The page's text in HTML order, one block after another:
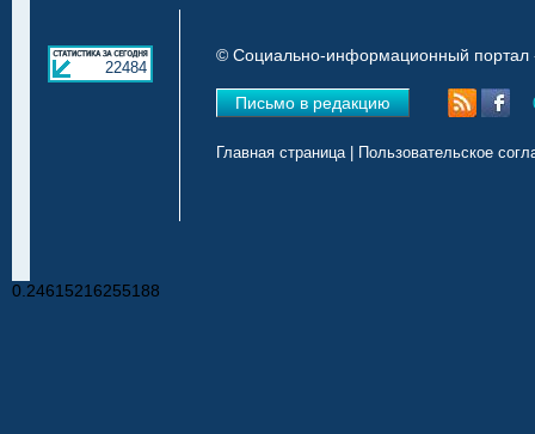
22484
© Социально-информационный портал
Письмо в редакцию
Главная страница| Пользовательское
0.24615216255188